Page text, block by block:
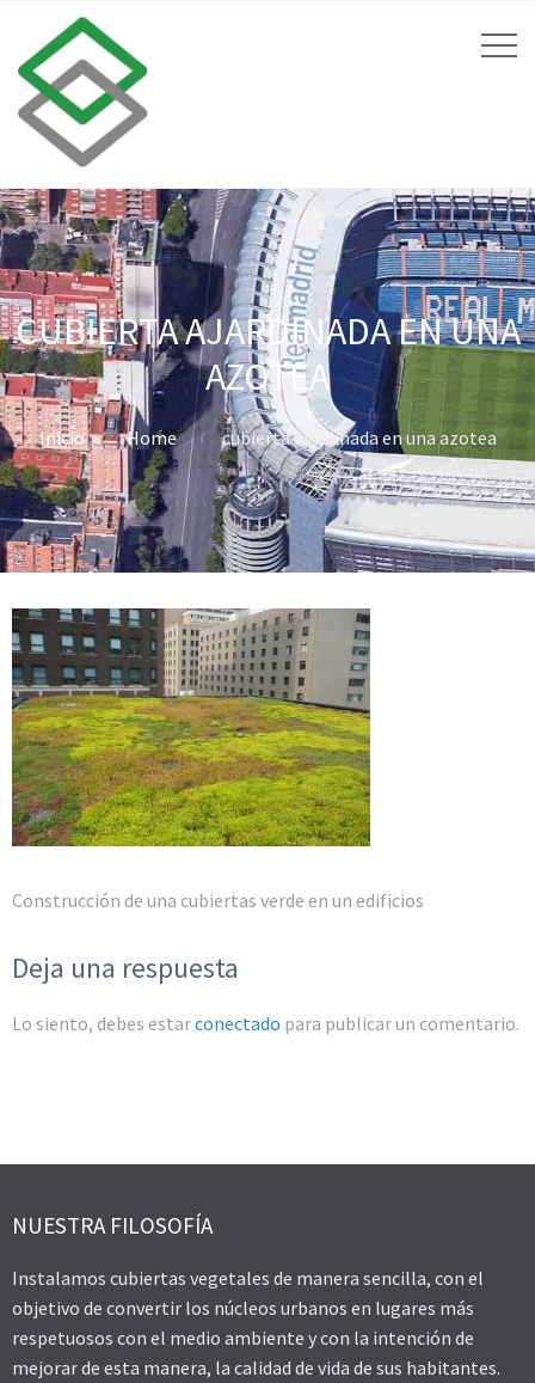
CUBIERTA AJARDINADA EN UNA
AZOTEA
Inicio Home cubierta ajardinada en una azotea
Construcción de una cubiertas verde en un edificios
Deja una respuesta
Lo siento, debes estarconectado para publicar un comentario.
NUESTRA FILOSOFÍA
Instalamos cubiertas vegetales de manera sencilla, con el
objetivo de convertir los núcleos urbanos en lugares más
respetuosos con el medio ambiente y con la intención de
mejorar de esta manera, la calidad de vida de sus habitantes.